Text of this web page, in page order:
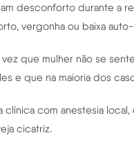
desconforto durante a
vergonha ou baixa
que mulher não se
e que na maioria dos
com anestesia
cicatriz.